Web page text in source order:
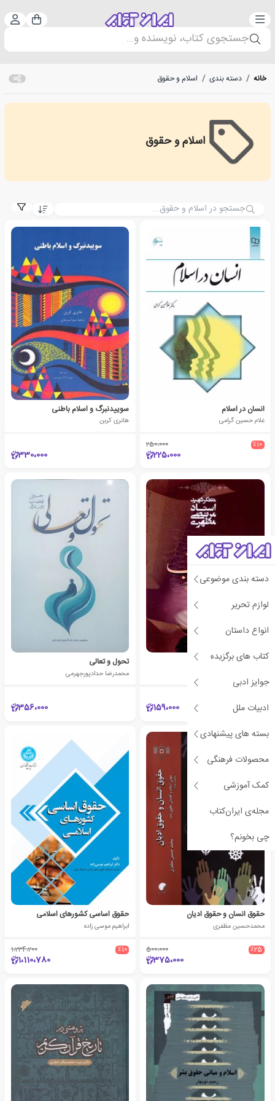
دسته‌بندی سبد
جستجوی کتاب، نویسنده و...
دسته بندی موضوعی
لوازم تحریر
انواع داستان
کتاب های برگزیده
جوایز ادبی
ادبیات ملل
بسته های پیشنهادی
محصولات فرهنگی
کمک آموزشی
مجله‌ی ایران‌کتاب
چی بخونم؟
خانه / دسته بندی / اسلام و حقوق
اسلام و حقوق
Islam and law
انسان در اسلام
غلام حسین گرامی
٪10 250،000
225،000
سوییدنبرگ و اسلام باطنی
هانری کربن
330،000
مسئله حجاب
159،000
تحول و تعالی
محمدرضا حدادپورجهرمی
356،000
پ
ه
حقوق انسان و حقوق ادیان
محمدحسین مظفری
٪25 500،000
375،000
حقوق اساسی کشورهای اسلامی
ابراهیم موسی زاده
٪10 1،234،200
1،110،780